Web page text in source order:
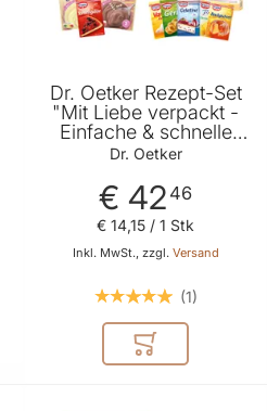
Dr. Oetker Rezept-Set
"Mit Liebe verpackt -
Einfache & schnelle
Sommerrezepte"
Dr. Oetker
€ 42 46
Inkl. MwSt., zzgl. Versand
€ 14,15 / 1 Stk
1
In den